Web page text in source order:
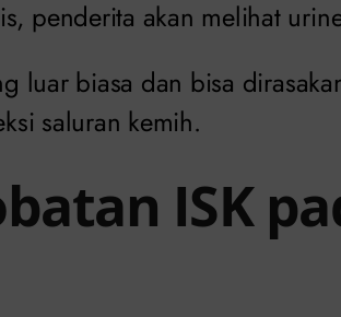
penderita akan melihat
luar biasa dan bisa
saluran kemih.
ISK